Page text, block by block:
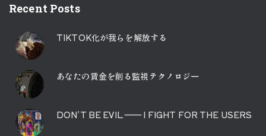
Recent Posts
TIKTOK化が我らを解放する
あなたの賃金を削る監視テクノロジー
DON’T BE EVIL ―― I FIGHT FOR THE USERS